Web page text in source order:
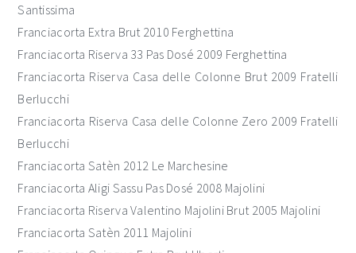
Santissima
Franciacorta Extra Brut 2010 Ferghettina
Franciacorta Riserva 33 Pas Dosé 2009 Ferghettina
Franciacorta Riserva Casa delle Colonne Brut 2009 Fratelli
Berlucchi
Franciacorta Riserva Casa delle Colonne Zero 2009 Fratelli
Berlucchi
Franciacorta Satèn 2012 Le Marchesine
Franciacorta Aligi Sassu Pas Dosé 2008 Majolini
Franciacorta Riserva Valentino Majolini Brut 2005 Majolini
Franciacorta Satèn 2011 Majolini